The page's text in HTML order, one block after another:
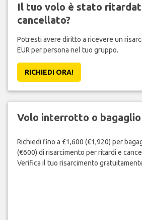
Il tuo volo è stato
cancellato?
Potresti avere diritto a ricevere un
EUR per persona nel tuo gruppo.
RICHIEDI ORA!
Volo interrotto o bagaglio
Richiedi fino a £1,600 (€1,920) per
(€600) di risarcimento per ritardi e
Verifica il tuo risarcimento